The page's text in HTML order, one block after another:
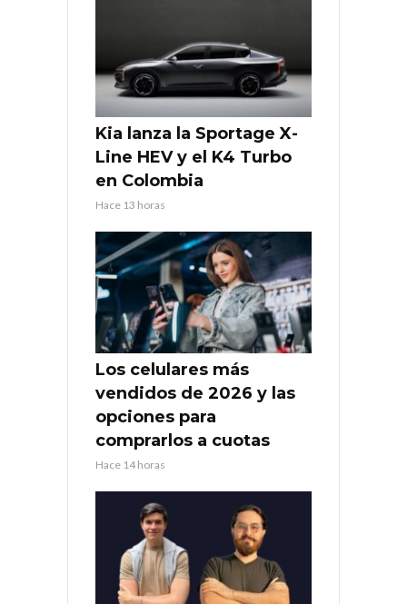
Kia lanza la Sportage X-
Line HEV y el K4 Turbo
en Colombia
Hace 13 horas
Los celulares más
vendidos de 2026 y las
opciones para
comprarlos a cuotas
Hace 14 horas